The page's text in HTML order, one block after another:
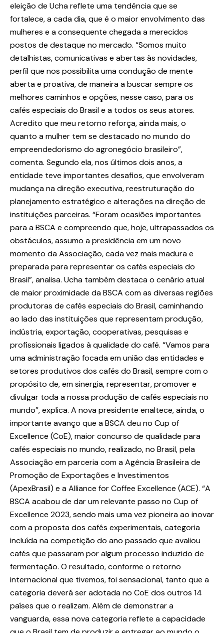
eleição de Ucha reflete uma tendência que se
fortalece, a cada dia, que é o maior envolvimento das
mulheres e a consequente chegada a merecidos
postos de destaque no mercado. “Somos muito
detalhistas, comunicativas e abertas às novidades,
perfil que nos possibilita uma condução de mente
aberta e proativa, de maneira a buscar sempre os
melhores caminhos e opções, nesse caso, para os
cafés especiais do Brasil e a todos os seus atores.
Acredito que meu retorno reforça, ainda mais, o
quanto a mulher tem se destacado no mundo do
empreendedorismo do agronegócio brasileiro”,
comenta. Segundo ela, nos últimos dois anos, a
entidade teve importantes desafios, que envolveram
mudança na direção executiva, reestruturação do
planejamento estratégico e alterações na direção de
instituições parceiras. “Foram ocasiões importantes
para a BSCA e compreendo que, hoje, ultrapassados os
obstáculos, assumo a presidência em um novo
momento da Associação, cada vez mais madura e
preparada para representar os cafés especiais do
Brasil”, analisa. Ucha também destaca o cenário atual
de maior proximidade da BSCA com as diversas regiões
produtoras de cafés especiais do Brasil, caminhando
ao lado das instituições que representam produção,
indústria, exportação, cooperativas, pesquisas e
profissionais ligados à qualidade do café. “Vamos para
uma administração focada em união das entidades e
setores produtivos dos cafés do Brasil, sempre com o
propósito de, em sinergia, representar, promover e
divulgar toda a nossa produção de cafés especiais no
mundo”, explica. A nova presidente enaltece, ainda, o
importante avanço que a BSCA deu no Cup of
Excellence (CoE), maior concurso de qualidade para
cafés especiais no mundo, realizado, no Brasil, pela
Associação em parceria com a Agência Brasileira de
Promoção de Exportações e Investimentos
(ApexBrasil) e a Alliance for Coffee Excellence (ACE). “A
BSCA acabou de dar um relevante passo no Cup of
Excellence 2023, sendo mais uma vez pioneira ao inovar
com a proposta dos cafés experimentais, categoria
incluída na competição do ano passado que avaliou
cafés que passaram por algum processo induzido de
fermentação. O resultado, conforme o retorno
internacional que tivemos, foi sensacional, tanto que a
categoria deverá ser adotada no CoE dos outros 14
países que o realizam. Além de demonstrar a
vanguarda, essa nova categoria reflete a capacidade